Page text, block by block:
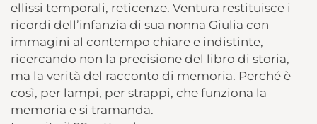
ellissi temporali, reticenze. Ventura restitui­sce i
ricordi dell’infanzia di sua nonna Giulia con
immagini al contempo chiare e indistinte,
ricercando non la precisione del libro di storia,
ma la verità del racconto di memoria. Perché è
così, per lampi, per strappi, che funziona la
memoria e si tramanda.